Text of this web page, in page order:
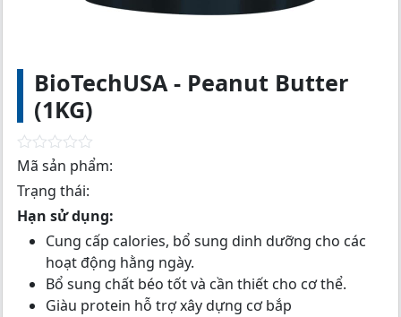
BioTechUSA - Peanut Butter
(1KG)
R
t
d
Mã sản phẩm:
Trạng thái:
Hạn sử dụng:
Cung cấp calories, bổ sung dinh dưỡng cho các
hoạt động hằng ngày.
Bổ sung chất béo tốt và cần thiết cho cơ thể.
Giàu protein hỗ trợ xây dựng cơ bắp